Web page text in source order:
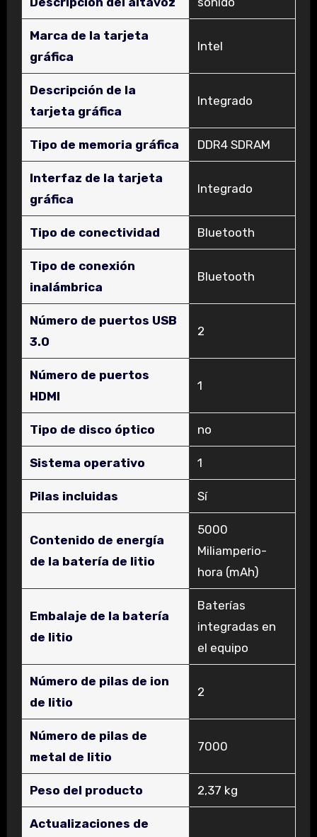
Marca de la tarjeta
gráfica
‎Intel
Descripción de la
tarjeta gráfica
‎Integrado
Tipo de memoria gráfica ‎DDR4 SDRAM
Interfaz de la tarjeta
gráfica
‎Integrado
Tipo de conectividad ‎Bluetooth
Tipo de conexión
inalámbrica
‎Bluetooth
Número de puertos USB
3.0
‎2
Número de puertos
HDMI
‎1
Tipo de disco óptico ‎no
Sistema operativo ‎1
Pilas incluidas ‎Sí
Contenido de energía
de la batería de litio
‎5000
Miliamperio-
hora (mAh)
Embalaje de la batería
de litio
‎Baterías
integradas en
el equipo
Número de pilas de ion
de litio
‎2
Número de pilas de
metal de litio
‎7000
Peso del producto ‎2,37 kg
Actualizaciones de